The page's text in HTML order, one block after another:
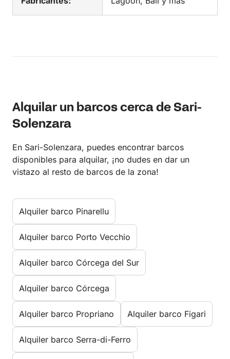
Alquilar un barcos cerca de Sari-
Solenzara
En Sari-Solenzara, puedes encontrar barcos
disponibles para alquilar, ¡no dudes en dar un
vistazo al resto de barcos de la zona!
Alquiler barco Pinarellu
Alquiler barco Porto Vecchio
Alquiler barco Córcega del Sur
Alquiler barco Córcega
Alquiler barco Propriano Alquiler barco Figari
Alquiler barco Serra-di-Ferro